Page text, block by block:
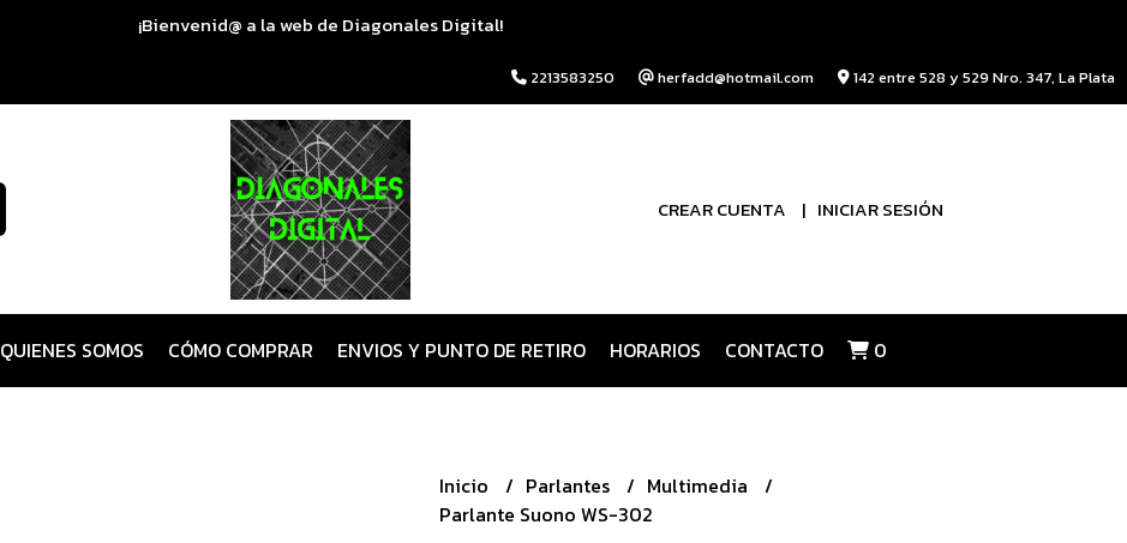
¡Bienvenid@ a la web de Diagonales Digital!
2213583250 herfadd@hotmail.com 142 entre 528 y 529 Nro. 347, La Plata
CREAR CUENTA INICIAR SESIÓN
QUIENES SOMOS CÓMO COMPRAR ENVIOS Y PUNTO DE RETIRO HORARIOS CONTACTO 0
Inicio Parlantes
Multimedia
Parlante Suono WS-302